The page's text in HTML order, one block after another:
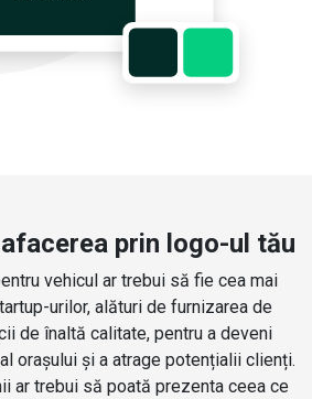
prin logo-ul tău
vehicul ar trebui să fie cea mai
urilor, alături de furnizarea de
de înaltă calitate, pentru a deveni
orașului și a atrage potențialii clienți.
ar trebui să poată prezenta ceea ce